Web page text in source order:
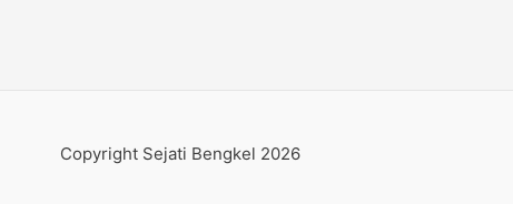
Copyright Sejati Bengkel 2026